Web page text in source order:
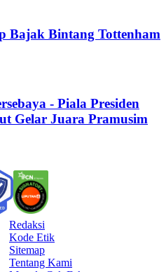
Bajak Bintang Tottenham
- Piala Presiden
Gelar Juara Pramusim
Redaksi
Kode Etik
Sitemap
Tentang Kami